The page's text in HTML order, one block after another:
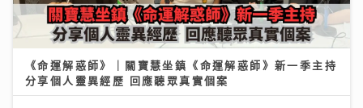
《命運解惑師》｜關寶慧坐鎮《命運解惑師》新一季主持
分享個人靈異經歷 回應聽眾真實個案